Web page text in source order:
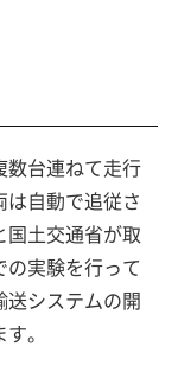
数台連ねて走行
自動で追従さ
土交通省が取
実験を行って
送システムの開
。